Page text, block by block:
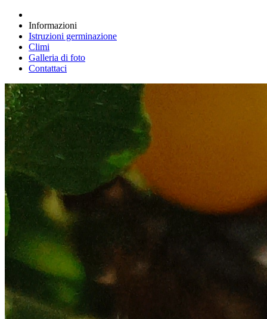
Informazioni
Istruzioni germinazione
Climi
Galleria di foto
Contattaci